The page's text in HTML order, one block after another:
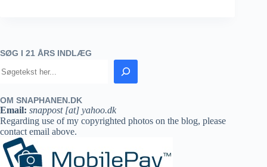
SØG I 21 ÅRS INDLÆG
OM SNAPHANEN.DK
Email: snappost [at] yahoo.dk
Regarding use of my copyrighted photos on the blog, please
contact email above.